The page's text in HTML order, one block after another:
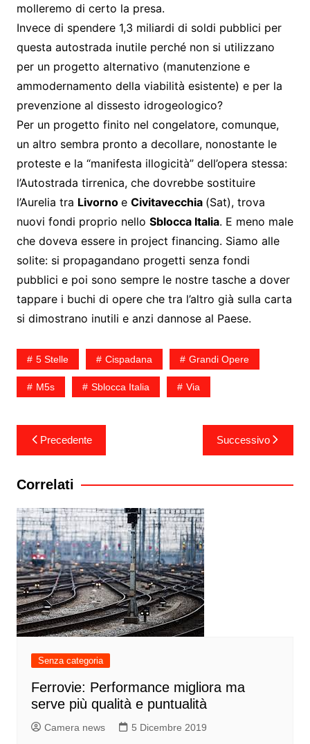
molleremo di certo la presa.
Invece di spendere 1,3 miliardi di soldi pubblici per
questa autostrada inutile perché non si utilizzano
per un progetto alternativo (manutenzione e
ammodernamento della viabilità esistente) e per la
prevenzione al dissesto idrogeologico?
Per un progetto finito nel congelatore, comunque,
un altro sembra pronto a decollare, nonostante le
proteste e la “manifesta illogicità” dell’opera stessa:
l’Autostrada tirrenica, che dovrebbe sostituire
l’Aurelia tra Livorno e Civitavecchia (Sat), trova
nuovi fondi proprio nello Sblocca Italia. E meno male
che doveva essere in project financing. Siamo alle
solite: si propagandano progetti senza fondi
pubblici e poi sono sempre le nostre tasche a dover
tappare i buchi di opere che tra l’altro già sulla carta
si dimostrano inutili e anzi dannose al Paese.
5 Stelle Cispadana Grandi Opere
M5s Sblocca Italia Via
Navigazione
articoli
Precedente Successivo
Correlati
Senza categoria
Ferrovie: Performance migliora ma
serve più qualità e puntualità
Camera news 5 Dicembre 2019